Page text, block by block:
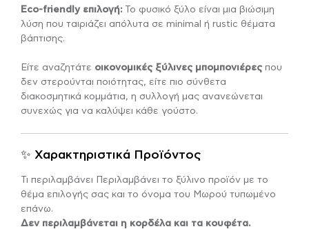
Eco-friendly επιλογή: Το φυσικό ξύλο είναι μια βιώσιμη
λύση που ταιριάζει απόλυτα σε minimal ή rustic θέματα
βάπτισης.
Είτε αναζητάτε οικονομικές ξύλινες μπομπονιέρες που
δεν στερούνται ποιότητας, είτε πιο σύνθετα
διακοσμητικά κομμάτια, η συλλογή μας ανανεώνεται
συνεχώς για να καλύψει κάθε γούστο.
✨ Χαρακτηριστικά Προϊόντος
Τι περιλαμβάνει Περιλαμβάνει το ξύλινο προϊόν με το
θέμα επιλογής σας και το όνομα του Μωρού τυπωμένο
επάνω.
Δεν περιλαμβάνεται η κορδέλα και τα κουφέτα.